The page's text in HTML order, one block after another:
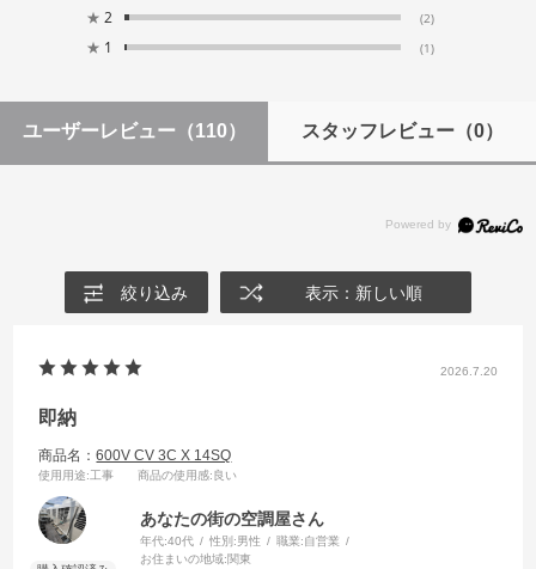
★ 2 (2)
★ 1 (1)
ユーザーレビュー （110） スタッフレビュー（0）
絞り込み 表示：新しい順
2026.7.20
即納
商品名：600V CV 3C X 14SQ
使用用途:工事 商品の使用感:良い
あなたの街の空調屋さん
年代:40代 性別:男性 職業:自営業
お住まいの地域:関東